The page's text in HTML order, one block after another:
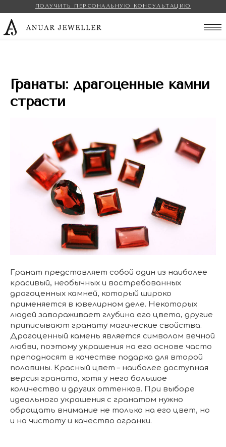
ГЛАВНАЯДРАГОЦЕННЫЕ КАМНИ
БЛОГ
КОЛЛЕКЦИИ
ПОЛУЧИТЬ ПЕРСОНАЛЬНУЮ КОНСУЛЬТАЦИЮ
Гранаты: драгоценные камни
страсти
Гранат представляет собой один из наиболее
красивый, необычных и востребованных
драгоценных камней, который широко
применяется в ювелирном деле. Некоторых
людей завораживает глубина его цвета, другие
приписывают гранату магические свойства.
Драгоценный камень является символом вечной
любви, поэтому украшения на его основе часто
преподносят в качестве подарка для второй
половины. Красный цвет – наиболее доступная
версия граната, хотя у него большое
количество и других оттенков. При выборе
идеального украшения с гранатом нужно
обращать внимание не только на его цвет, но
и на чистоту и качество огранки.